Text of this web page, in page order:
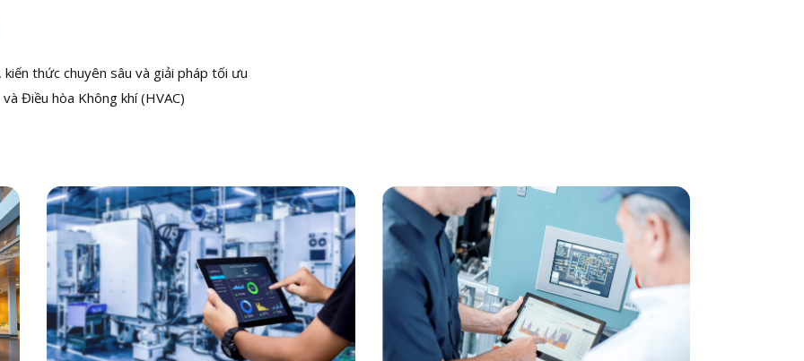
thức chuyên sâu và giải pháp tối ưu
Điều hòa Không khí (HVAC)